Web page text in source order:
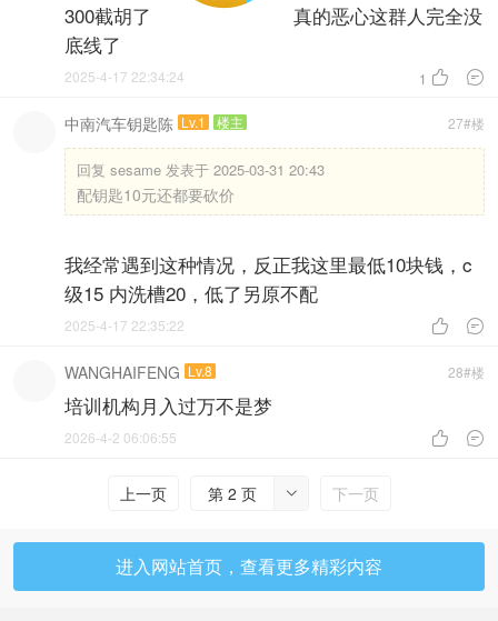
300截胡了
真的恶心这群人完全没
底线了
1  
2025-4-17 22:34:24
27#楼
中南汽车钥匙陈 Lv.1 楼主
回复 sesame 发表于 2025-03-31 20:43
配钥匙10元还都要砍价
我经常遇到这种情况，反正我这里最低10块钱，c
级15 内洗槽20，低了另原不配
 
2025-4-17 22:35:22
28#楼
WANGHAIFENG Lv.8
培训机构月入过万不是梦
 
2026-4-2 06:06:55
上一页 
第 2 页 下一页
进入网站首页，查看更多精彩内容